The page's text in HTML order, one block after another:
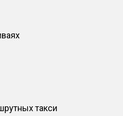
такси